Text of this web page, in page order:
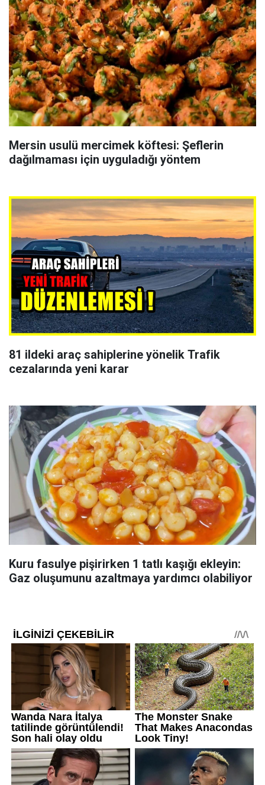
Mersin usulü mercimek köftesi: Şeflerin
dağılmaması için uyguladığı yöntem
81 ildeki araç sahiplerine yönelik Trafik
cezalarında yeni karar
Kuru fasulye pişirirken 1 tatlı kaşığı ekleyin:
Gaz oluşumunu azaltmaya yardımcı olabiliyor